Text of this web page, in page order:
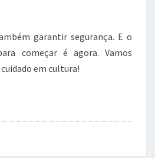
garantir segurança. E o
começar é agora. Vamos
em cultura!